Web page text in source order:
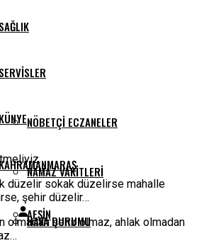
SAĞLIK
SERVISLER
NÖBETÇI ECZANELER
NAMAZ VAKITLERI
HAVA DURUMU
KÜNYE
AFŞIN
düzelir sokak düzelirse mahalle
şehir düzelir…
olmadan şehir olmaz, ahlak olmadan